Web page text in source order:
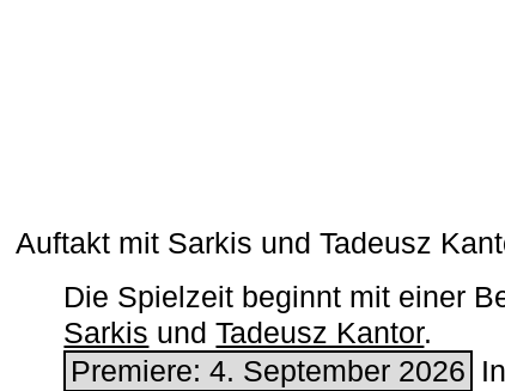
Auftakt mit Sarkis und Tadeusz
Die Spielzeit beginnt mit einer
Sarkis undTadeusz Kantor.
Premiere: 4. September 2026